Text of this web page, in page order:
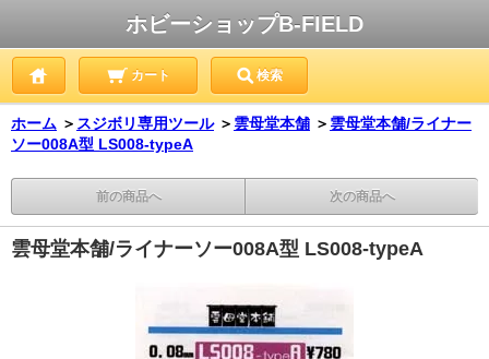
ホビーショップB-FIELD
カート 検索
ホーム ＞ スジボリ専用ツール ＞ 雲母堂本舗 ＞ 雲母堂本舗/ライナー
ソー008A型 LS008-typeA
前の商品へ 次の商品へ
雲母堂本舗/ライナーソー008A型 LS008-typeA